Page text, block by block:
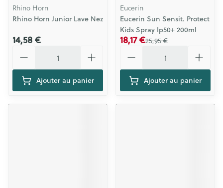
Rhino Horn
Rhino Horn Junior Lave Nez
14,58 €
Ajouter au panier
Eucerin
Eucerin Sun Sensit. Protect
Kids Spray Ip50+ 200ml
25,95 €
18,17 €
Ajouter au panier